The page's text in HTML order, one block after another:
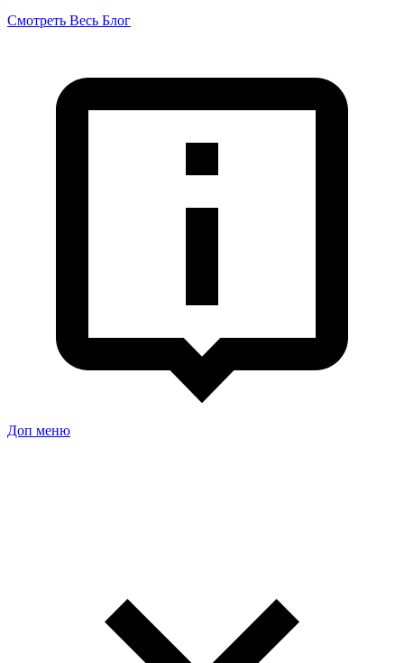
Смотреть Весь Блог
Доп меню